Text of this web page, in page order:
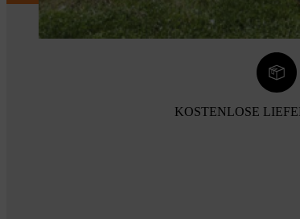
KOSTENLOSE